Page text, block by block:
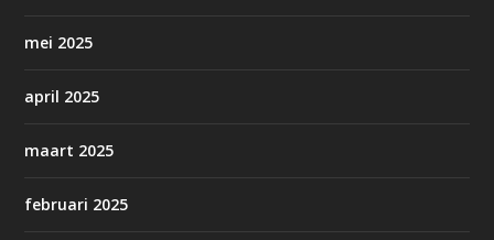
mei 2025
april 2025
maart 2025
februari 2025